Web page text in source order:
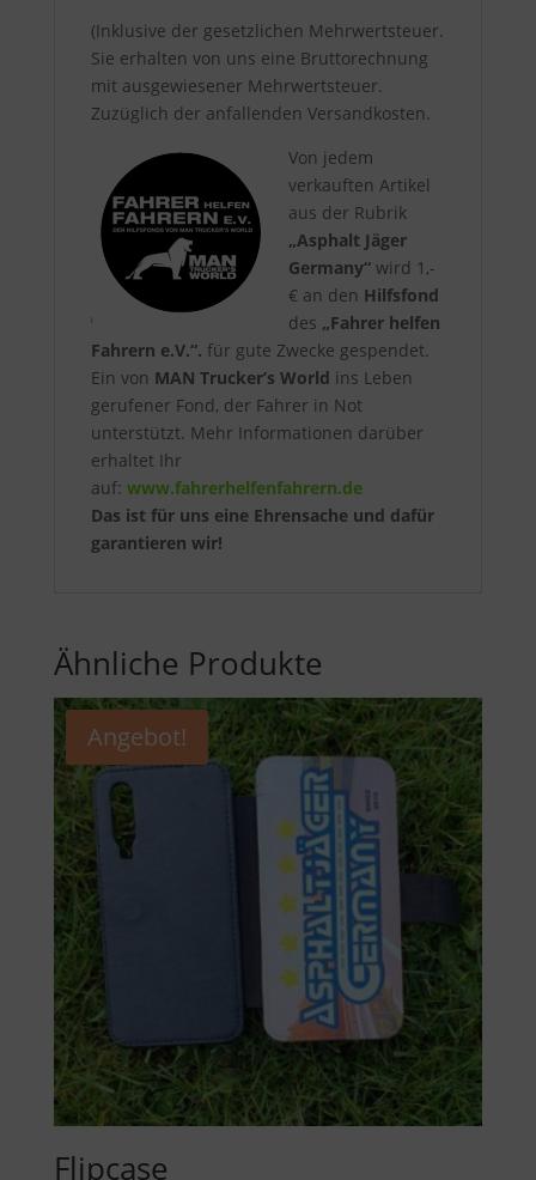
(Inklusive der gesetzlichen Mehrwertsteuer.
Sie erhalten von uns eine Bruttorechnung
mit ausgewiesener Mehrwertsteuer.
Zuzüglich der anfallenden Versandkosten.
Von jedem
verkauften Artikel
aus der Rubrik
„Asphalt Jäger
Germany“wird 1,-
€ an den Hilfsfond
des „Fahrer helfen
Fahrern e.V.“. für gute Zwecke gespendet.
Ein von MAN Trucker’s World ins Leben
gerufener Fond, der Fahrer in Not
unterstützt. Mehr Informationen darüber
erhaltet Ihr
auf: www.fahrerhelfenfahrern.de
Das ist für uns eine Ehrensache und dafür
garantieren wir!
Ähnliche Produkte
Angebot!
Flipcase